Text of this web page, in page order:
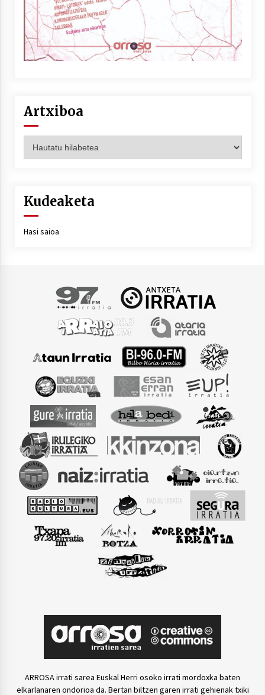
Artxiboa
Kudeaketa
Hasi saioa
ARROSA irrati sarea Euskal Herri osoko irrati mordoxka baten
elkarlanaren ondorioa da. Bertan biltzen garen irrati gehienak txiki